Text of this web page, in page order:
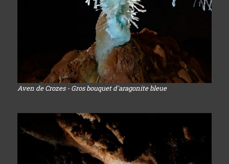
Aven de Crozes - Gros bouquet d'aragonite bleue